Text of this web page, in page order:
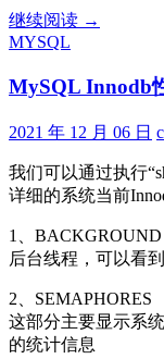
继续阅读MySQL
切
→
MYSQL
MySQL Innodb
2021 年 12 月 06 日
我们可以通过执行
详细的系统当前
1、
后台线程，可以看
2、SEMAPHORES
这部分主要显示系
的统计信息